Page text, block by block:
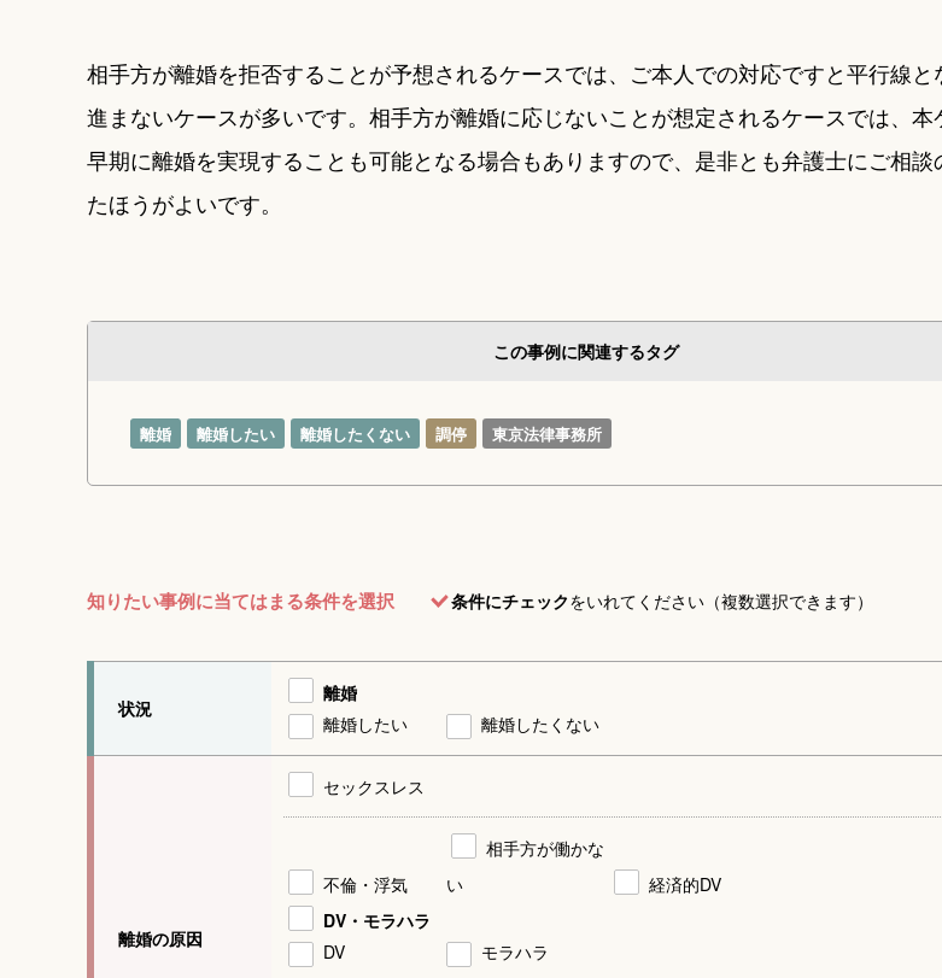
相手方が離婚を拒否することが予想されるケースでは、ご本人での対応ですと平行線と
進まないケースが多いです。相手方が離婚に応じないことが想定されるケースでは、本
早期に離婚を実現することも可能となる場合もありますので、是非とも弁護士にご相
たほうがよいです。
この事例に関連するタグ
離婚 離婚したい 離婚したくない 調停 東京法律事務所
知りたい事例に当てはまる条件を選択 条件にチェックをいれてください（複数選択できます）
状況
離婚
離婚したい
離婚したくない
離婚の原因
セックスレス
不倫・浮気
相手方が働かな
い
経済的DV
DV・モラハラ
DV
モラハラ